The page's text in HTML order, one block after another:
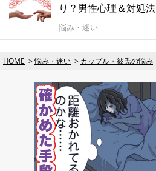
り？男性心理＆対処法
悩み・迷い
HOME 悩み・迷い カップル・彼氏の悩み